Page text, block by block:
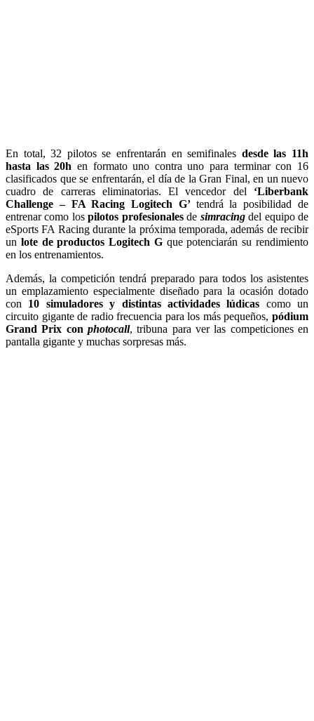
En total, 32 pilotos se enfrentarán en semifinales desde las 11h
hasta las 20h en formato uno contra uno para terminar con 16
clasificados que se enfrentarán, el día de la Gran Final, en un nuevo
cuadro de carreras eliminatorias. El vencedor del ‘Liberbank
Challenge – FA Racing Logitech G’ tendrá la posibilidad de
entrenar como lospilotos profesionalesde simracingdel equipo de
eSports FA Racing durante la próxima temporada, además de recibir
un lote de productos Logitech Gque potenciarán su rendimiento
en los entrenamientos.
Además, la competición tendrá preparado para todos los asistentes
un emplazamiento especialmente diseñado para la ocasión dotado
con 10 simuladores y distintas actividades lúdicas como un
circuito gigante de radio frecuencia para los más pequeños, pódium
Grand Prix con photocall, tribuna para ver las competiciones en
pantalla gigante y muchas sorpresas más.